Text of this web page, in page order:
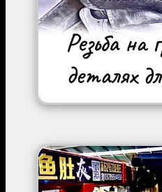
Image